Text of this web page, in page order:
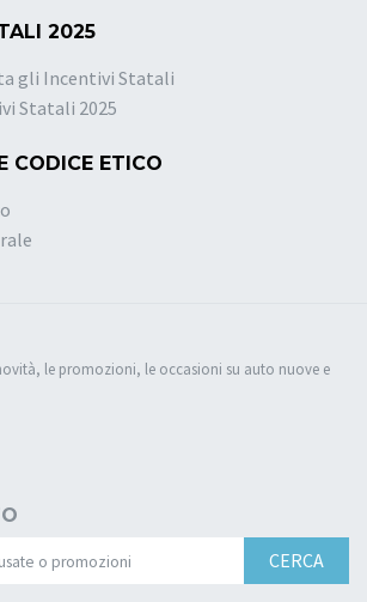
2025
gli Incentivi Statali
Statali 2025
CODICE ETICO
le promozioni, le occasioni su auto nuove e
CERCA